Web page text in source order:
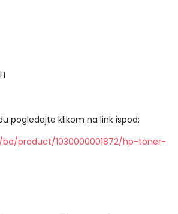
pogledajte klikom na link ispod:
product/1030000001872/hp-toner-